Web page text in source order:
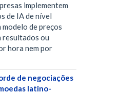
implementem
de IA de nível
de preços
resultados ou
hora nem por
de negociações
latino-